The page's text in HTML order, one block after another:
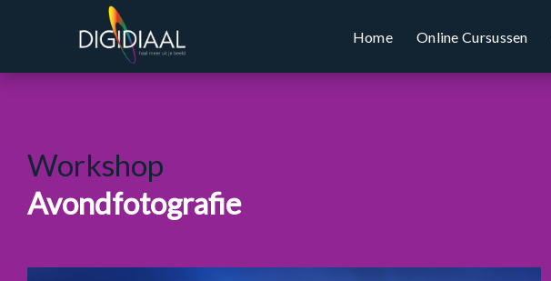
Home Online Cursussen
Workshop
Avondfotografie